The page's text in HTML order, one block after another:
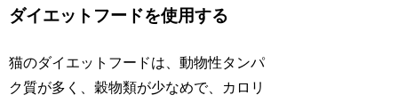
ダイエットフードを使用する
猫のダイエットフードは、動物性タンパ
ク質が多く、穀物類が少なめで、カロリ